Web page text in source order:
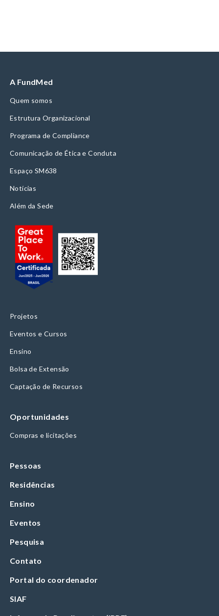
A FundMed
Quem somos
Estrutura Organizacional
Programa de Compliance
Comunicação de Ética e Conduta
Espaço SM638
Notícias
Além da Sede
Projetos
Eventos e Cursos
Ensino
Bolsa de Extensão
Captação de Recursos
Oportunidades
Compras e licitações
Pessoas
Residências
Ensino
Eventos
Pesquisa
Contato
Portal do coordenador
SIAF